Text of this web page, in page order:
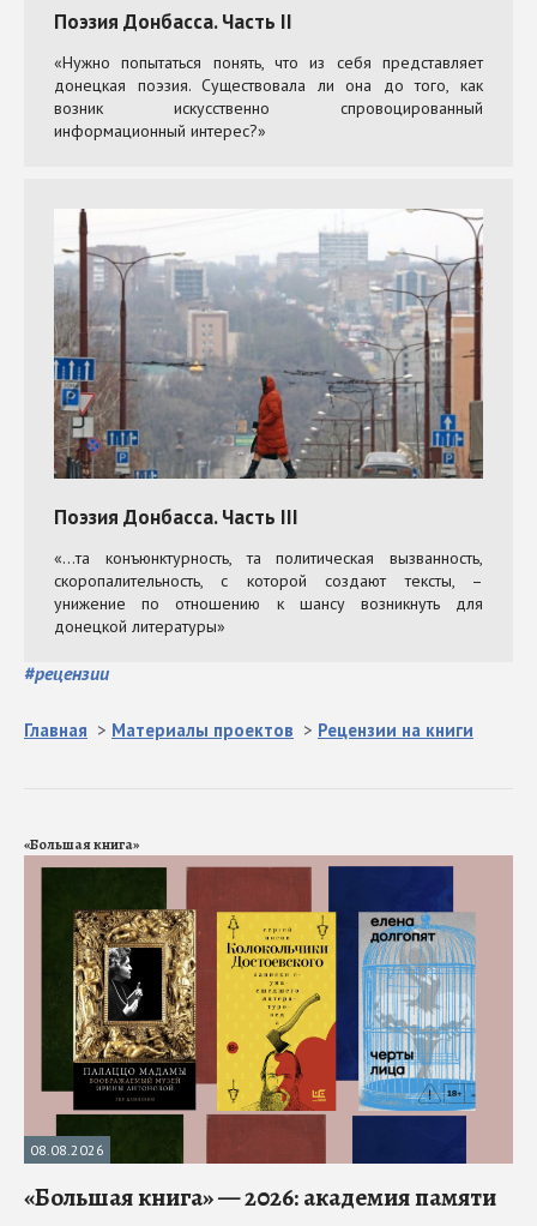
#рецензии
Главная > Материалы проектов > Рецензии на книги
«Большая книга»
08.08.2026
«Большая книга» — 2026: академия памяти